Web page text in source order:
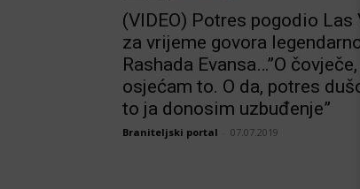
(VIDEO) Potres pogodio Las
za vrijeme govora
Rashada Evansa…”O čovječe,
osjećam to. O da, potres
to ja donosim uzbuđenje”
Braniteljski portal 07.07.2019